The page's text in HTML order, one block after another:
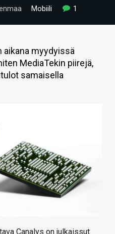
Mobiili 1
myydyissä
MediaTekin piirejä,
samaisella
Canalys on julkaissut